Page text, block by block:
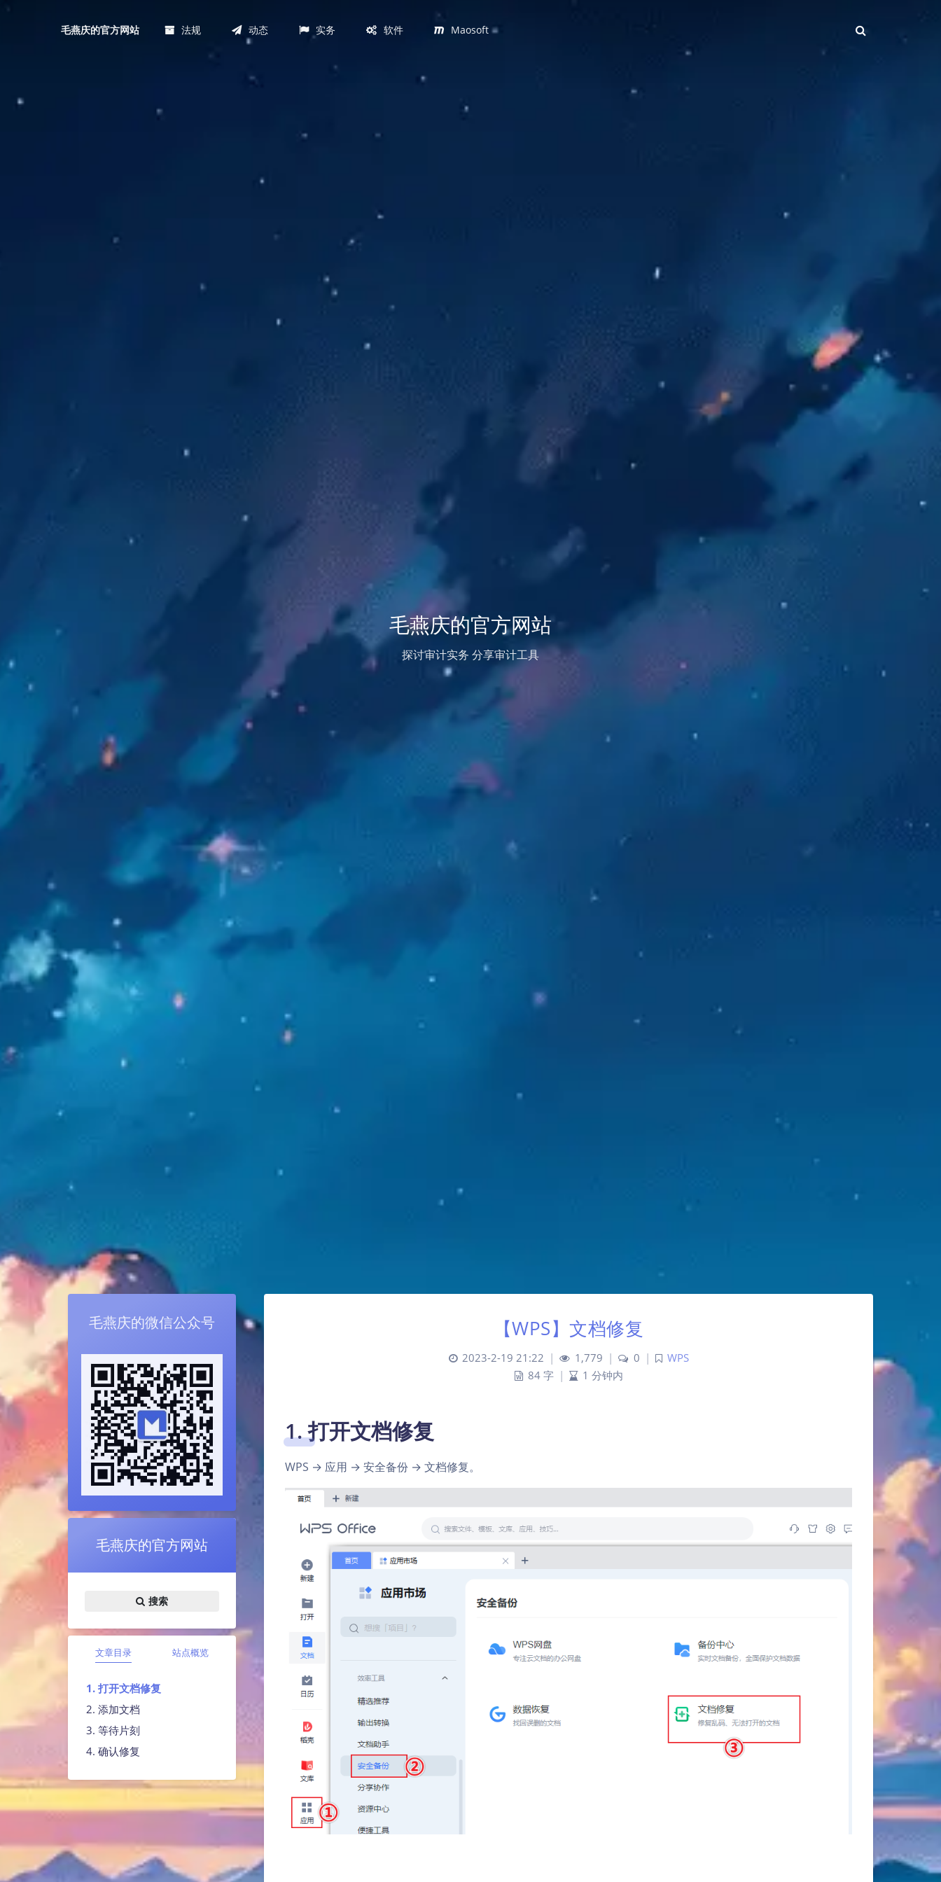
毛燕庆的官方网站 法规 动态 实务 软件 Maosoft
毛燕庆的官方网站
探讨审计实务 分享审计工具
毛燕庆的微信公众号
毛燕庆的官方网站
搜索
文章目录 站点概览
1. 打开文档修复
2. 添加文档
3. 等待片刻
4. 确认修复
【WPS】文档修复
2023-2-19 21:22 | 1,779 | 0 |
WPS
84 字 | 1 分钟内
1. 打开文档修复
WPS → 应用 → 安全备份 → 文档修复。